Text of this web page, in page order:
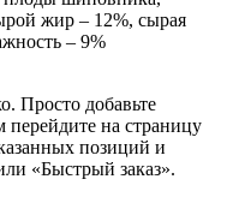
жир – 12%, cырая
– 9%
Просто добавьте
перейдите на страницу
позиций и
«Быстрый заказ».